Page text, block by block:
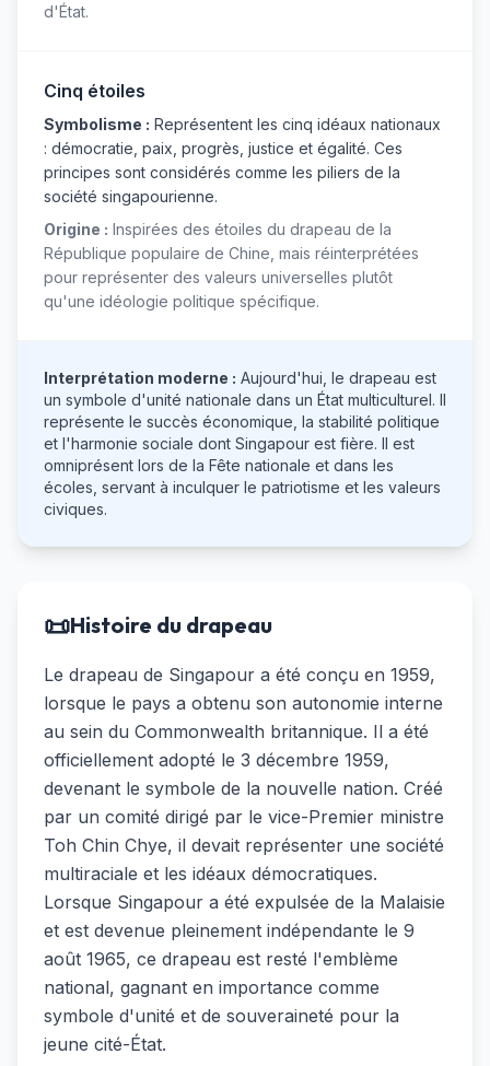
d'État.
Cinq étoiles
Symbolisme : Représentent les cinq idéaux nationaux
: démocratie, paix, progrès, justice et égalité. Ces
principes sont considérés comme les piliers de la
société singapourienne.
Origine : Inspirées des étoiles du drapeau de la
République populaire de Chine, mais réinterprétées
pour représenter des valeurs universelles plutôt
qu'une idéologie politique spécifique.
Interprétation moderne : Aujourd'hui, le drapeau est
un symbole d'unité nationale dans un État multiculturel. Il
représente le succès économique, la stabilité politique
et l'harmonie sociale dont Singapour est fière. Il est
omniprésent lors de la Fête nationale et dans les
écoles, servant à inculquer le patriotisme et les valeurs
civiques.
📜Histoire du drapeau
Le drapeau de Singapour a été conçu en 1959,
lorsque le pays a obtenu son autonomie interne
au sein du Commonwealth britannique. Il a été
officiellement adopté le 3 décembre 1959,
devenant le symbole de la nouvelle nation. Créé
par un comité dirigé par le vice-Premier ministre
Toh Chin Chye, il devait représenter une société
multiraciale et les idéaux démocratiques.
Lorsque Singapour a été expulsée de la Malaisie
et est devenue pleinement indépendante le 9
août 1965, ce drapeau est resté l'emblème
national, gagnant en importance comme
symbole d'unité et de souveraineté pour la
jeune cité-État.